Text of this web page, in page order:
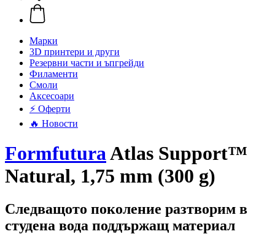
Mарки
3D принтери и други
Резервни части и ъпгрейди
Филаменти
Смоли
Аксесоари
⚡ Оферти
🔥 Новости
FormfuturaAtlas Support™
Natural, 1,75 mm (300 g)
Следващото поколение разтворим в
студена вода поддържащ материал